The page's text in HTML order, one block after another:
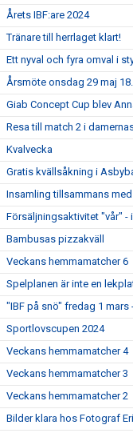
Årets IBF:are 2024
Tränare till herrlaget klart!
Ett nyval och fyra omval i
Årsmöte onsdag 29 maj
Giab Concept Cup blev
Resa till match 2 i
Kvalvecka
Gratis kvällsåkning i
Insamling tillsammans
Försäljningsaktivitet "vår"
Bambusas pizzakväll
Veckans hemmamatcher 6
Spelplanen är inte en
"IBF på snö" fredag 1 mars
Sportlovscupen 2024
Veckans hemmamatcher 4
Veckans hemmamatcher 3
Veckans hemmamatcher 2
Bilder klara hos Fotograf